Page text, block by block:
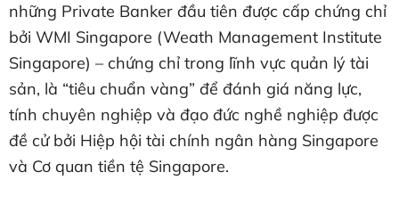
những Private Banker đầu tiên được cấp chứng chỉ
bởi WMI Singapore (Weath Management Institute
Singapore) – chứng chỉ trong lĩnh vực quản lý tài
sản, là “tiêu chuẩn vàng” để đánh giá năng lực,
tính chuyên nghiệp và đạo đức nghề nghiệp được
đề cử bởi Hiệp hội tài chính ngân hàng Singapore
và Cơ quan tiền tệ Singapore.